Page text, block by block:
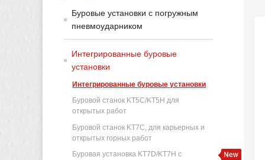
Буровые установки с погружным
пневмоударником
Интегрированные буровые
установки
Интегрированные буровые установки
Буровой станок KT5C/KT5H для
открытых работ
Буровой станок KT7C, для карьерных и
открытых горных работ
Буровая установка KT7D/KT7H с